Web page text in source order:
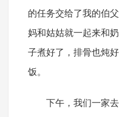
的任务交给了我的伯
妈和姑姑就一起来和
子煮好了，排骨也炖
饭。
下午，我们一家